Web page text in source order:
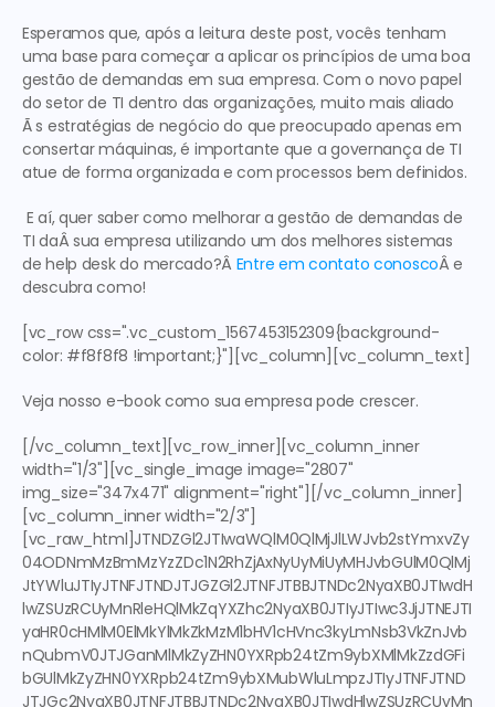
Esperamos que, após a leitura deste post, vocês tenham
uma base para começar a aplicar os princípios de uma boa
gestão de demandas em sua empresa. Com o novo papel
do setor de TI dentro das organizações, muito mais aliado
Ã s estratégias de negócio do que preocupado apenas em
consertar máquinas, é importante que a governança de TI
atue de forma organizada e com processos bem definidos.
TI daÂ sua empresa utilizando um dos melhores sistemas
de help desk do mercado?Â Entre em contato conoscoÂ e
descubra como!
[vc_row css=".vc_custom_1567453152309{background-
color: #f8f8f8 !important;}"][vc_column][vc_column_text]
Veja nosso e-book como sua empresa pode crescer.
[/vc_column_text][vc_row_inner][vc_column_inner
width="1/3"][vc_single_image image="2807"
img_size="347x471" alignment="right"][/vc_column_inner]
[vc_column_inner width="2/3"]
[vc_raw_html]JTNDZGl2JTIwaWQlM0QlMjJlLWJvb2stYmxvZy
04ODNmMzBmMzYzZDc1N2RhZjAxNyUyMiUyMHJvbGUlM0QlMj
JtYWluJTIyJTNFJTNDJTJGZGl2JTNFJTBBJTNDc2NyaXB0JTIwdH
lwZSUzRCUyMnRleHQlMkZqYXZhc2NyaXB0JTIyJTIwc3JjJTNEJTI
yaHR0cHMlM0ElMkYlMkZkMzM1bHV1cHVnc3kyLmNsb3VkZnJvb
nQubmV0JTJGanMlMkZyZHN0YXRpb24tZm9ybXMlMkZzdGFi
bGUlMkZyZHN0YXRpb24tZm9ybXMubWluLmpzJTIyJTNFJTND
JTJGc2NyaXB0JTNFJTBBJTNDc2NyaXB0JTIwdHlwZSUzRCUyMn